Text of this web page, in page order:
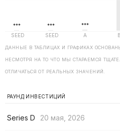
ДАННЫЕ В ТАБЛИЦАХ И ГРАФИКАХ
НЕСМОТРЯ НА ТО ЧТО МЫ СТАРАЕМСЯ
ОТЛИЧАТЬСЯ ОТ РЕАЛЬНЫХ ЗНАЧЕНИЙ.
РАУНД ИНВЕСТИЦИЙ
Series D
20 мая, 2026